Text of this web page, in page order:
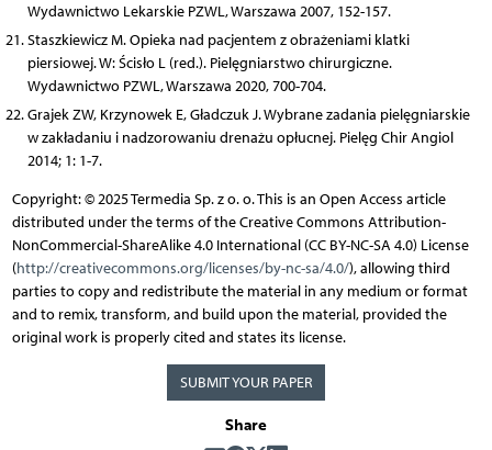
Wydawnictwo Lekarskie PZWL, Warszawa 2007, 152-157.
Staszkiewicz M. Opieka nad pacjentem z obrażeniami klatki
piersiowej. W: Ścisło L (red.). Pielęgniarstwo chirurgiczne.
Wydawnictwo PZWL, Warszawa 2020, 700-704.
Grajek ZW, Krzynowek E, Gładczuk J. Wybrane zadania pielęgniarskie
w zakładaniu i nadzorowaniu drenażu opłucnej. Pielęg Chir Angiol
2014; 1: 1-7.
Copyright: © 2025 Termedia Sp. z o. o. This is an Open Access article
distributed under the terms of the Creative Commons Attribution-
NonCommercial-ShareAlike 4.0 International (CC BY-NC-SA 4.0) License
(http://creativecommons.org/licenses/by-nc-sa/4.0/), allowing third
parties to copy and redistribute the material in any medium or format
and to remix, transform, and build upon the material, provided the
original work is properly cited and states its license.
SUBMIT YOUR PAPER
Share